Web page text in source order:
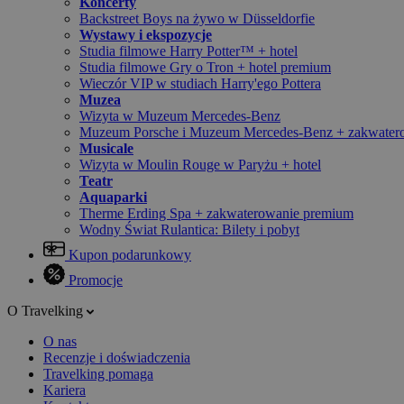
Backstreet Boys na żywo w Düsseldorfie
Wystawy i ekspozycje
Studia filmowe Harry Potter™ + hotel
Studia filmowe Gry o Tron + hotel premium
Wieczór VIP w studiach Harry'ego Pottera
Muzea
Wizyta w Muzeum Mercedes-Benz
Muzeum Porsche i Muzeum Mercedes-Benz +
Musicale
Wizyta w Moulin Rouge w Paryżu + hotel
Teatr
Aquaparki
Therme Erding Spa + zakwaterowanie premium
Wodny Świat Rulantica: Bilety i pobyt
Kupon podarunkowy
Promocje
O Travelking
O nas
Recenzje i doświadczenia
Travelking pomaga
Kariera